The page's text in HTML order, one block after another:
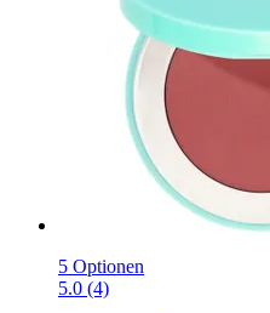
5 Optionen
5.0 (4)